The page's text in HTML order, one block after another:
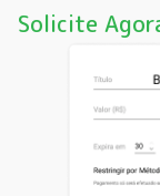
Solicite